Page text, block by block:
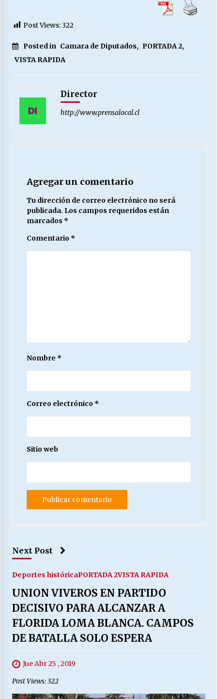
Post Views:322
Posted in Camara de Diputados, PORTADA 2,
VISTA RAPIDA
Director
http://www.prensalocal.cl
Agregar un comentario
Tu dirección de correo electrónico no será
publicada. Los campos requeridos están
marcados *
Comentario *
Nombre *
Correo electrónico *
Sitio web
Next Post
Deportes históricaPORTADA 2VISTA RAPIDA
UNION VIVEROS EN PARTIDO
DECISIVO PARA ALCANZAR A
FLORIDA LOMA BLANCA. CAMPOS
DE BATALLA SOLO ESPERA
Jue Abr 25 , 2019
Post Views: 322